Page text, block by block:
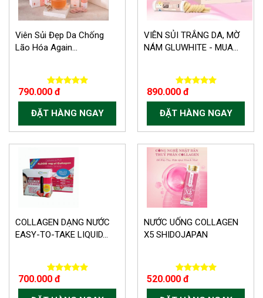
Viên Sủi Đẹp Da Chống
Lão Hóa Again...
790.000 đ
ĐẶT HÀNG NGAY
VIÊN SỦI TRẮNG DA, MỜ
NÁM GLUWHITE - MUA...
890.000 đ
ĐẶT HÀNG NGAY
COLLAGEN DẠNG NƯỚC
EASY-TO-TAKE LIQUID...
700.000 đ
NƯỚC UỐNG COLLAGEN
X5 SHIDOJAPAN
520.000 đ